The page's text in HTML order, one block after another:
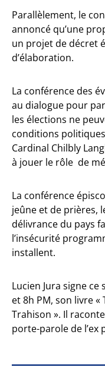
Parallèlement, le
annoncé qu’une
un projet de décret
d’élaboration.
La conférence des
au dialogue pour
les élections ne
conditions
Cardinal Chilbly
à jouer le rôle de
La conférence
jeûne et de prières,
délivrance du pays
l’insécurité
installent.
Lucien Jura signe ce
et 8h PM, son livre
Trahison ». Il
porte-parole de l’ex